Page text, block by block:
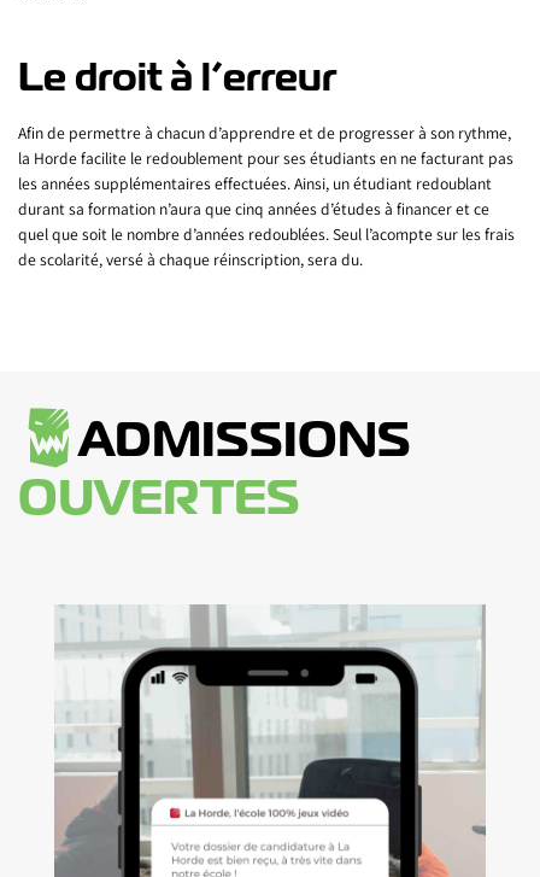
Le droit à l’erreur
Afin de permettre à chacun d’apprendre et de progresser à son rythme,
la Horde facilite le redoublement pour ses étudiants en ne facturant pas
les années supplémentaires effectuées. Ainsi, un étudiant redoublant
durant sa formation n’aura que cinq années d’études à financer et ce
quel que soit le nombre d’années redoublées. Seul l’acompte sur les frais
de scolarité, versé à chaque réinscription, sera du.
ADMISSIONS
OUVERTES